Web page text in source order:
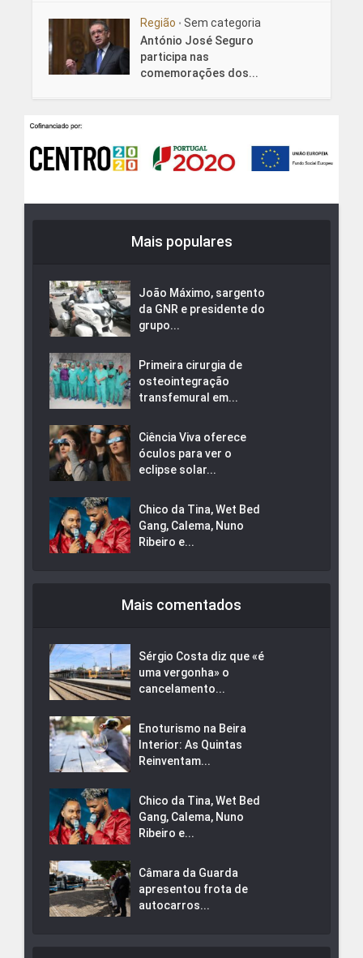
Região • Sem categoria
António José Seguro
participa nas
comemorações dos...
Mais populares
João Máximo, sargento
da GNR e presidente do
grupo...
Primeira cirurgia de
osteointegração
transfemural em...
Ciência Viva oferece
óculos para ver o
eclipse solar...
Chico da Tina, Wet Bed
Gang, Calema, Nuno
Ribeiro e...
Mais comentados
Sérgio Costa diz que «é
uma vergonha» o
cancelamento...
Enoturismo na Beira
Interior: As Quintas
Reinventam...
Chico da Tina, Wet Bed
Gang, Calema, Nuno
Ribeiro e...
Câmara da Guarda
apresentou frota de
autocarros...